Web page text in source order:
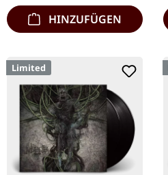
HINZUFÜGEN
Limited